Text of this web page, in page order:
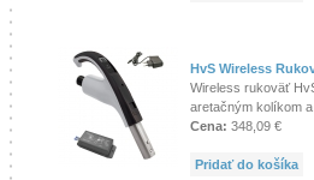
HvS Wireless
Wireless rukoväť
aretačným kolíkom
Cena: 348,09 €
Pridať do košíka